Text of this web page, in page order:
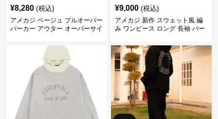
¥8,280 (税込)
アメカジ ベージュ プルオーバー
パーカー アウター オーバーサイ
¥9,000 (税込)
アメカジ 新作 スウェット風 編
み ワンピース ロング 長袖 パー